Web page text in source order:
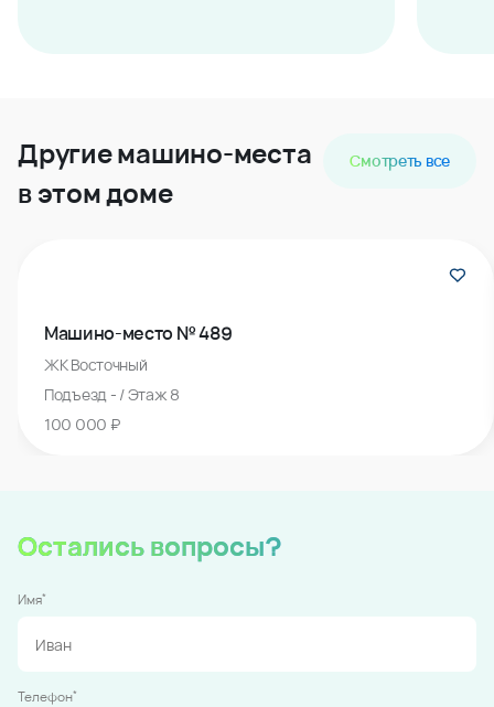
Другие машино-места
в этом доме
Смотреть все
Машино-место № 489
ЖК Восточный
Подъезд - / Этаж 8
100 000 ₽
Остались вопросы?
Имя*
Телефон*